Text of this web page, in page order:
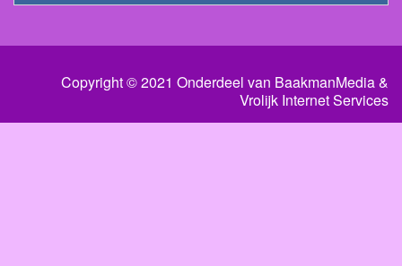
Copyright © 2021 Onderdeel van BaakmanMedia&
Vrolijk Internet Services